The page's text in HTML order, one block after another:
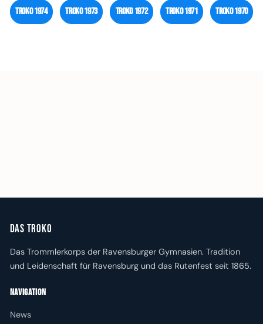
Troko1974 Troko1973 Troko1972 Troko1971 Troko1970
Das Troko
Das Trommlerkorps der Ravensburger Gymnasien. Tradition
und Leidenschaft für Ravensburg und das Rutenfest seit 1865.
Navigation
News